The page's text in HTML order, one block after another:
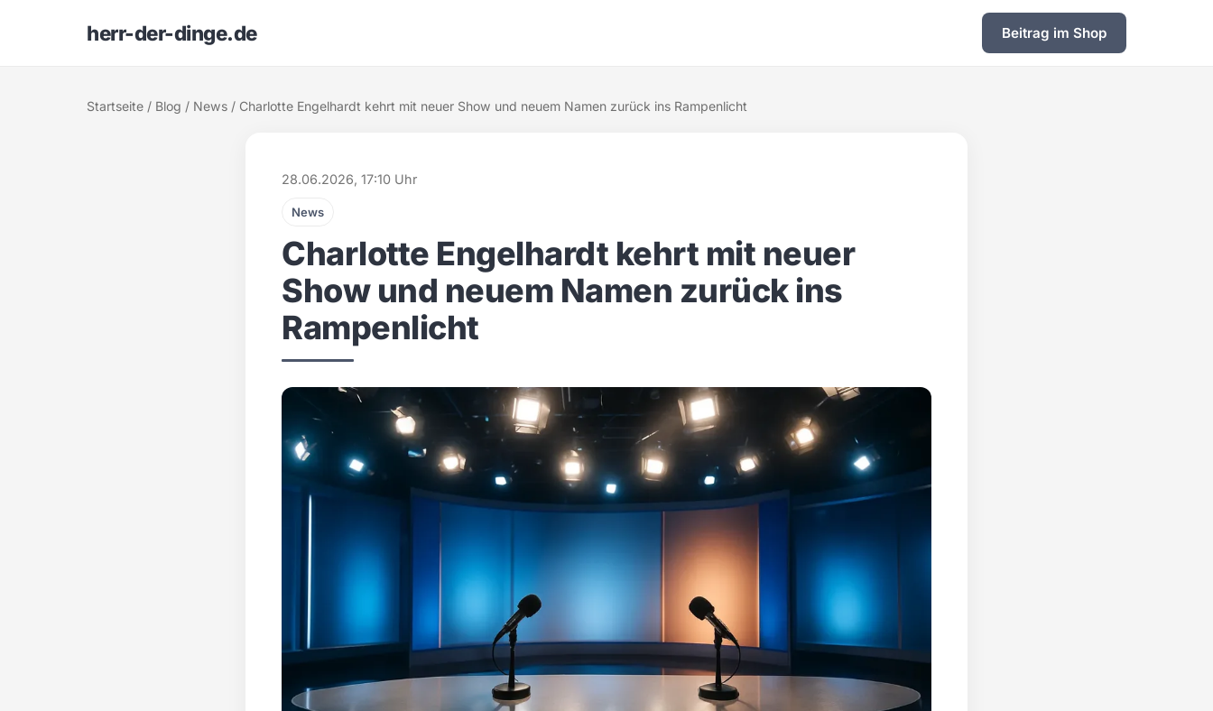
herr-der-dinge.de Beitrag im Shop
Startseite / Blog / News / Charlotte Engelhardt kehrt mit neuer Show und neuem Namen zurück ins Rampenlicht
28.06.2026, 17:10 Uhr
News
Charlotte Engelhardt kehrt mit neuer
Show und neuem Namen zurück ins
Rampenlicht